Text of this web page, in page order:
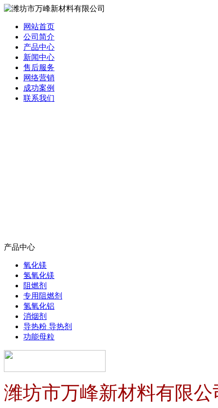
网站首页
公司简介
产品中心
新闻中心
售后服务
网络营销
成功案例
联系我们
产品中心
氧化镁
氢氧化镁
阻燃剂
专用阻燃剂
氢氧化铝
消烟剂
导热粉 导热剂
功能母粒
潍坊市万峰新材料有限公